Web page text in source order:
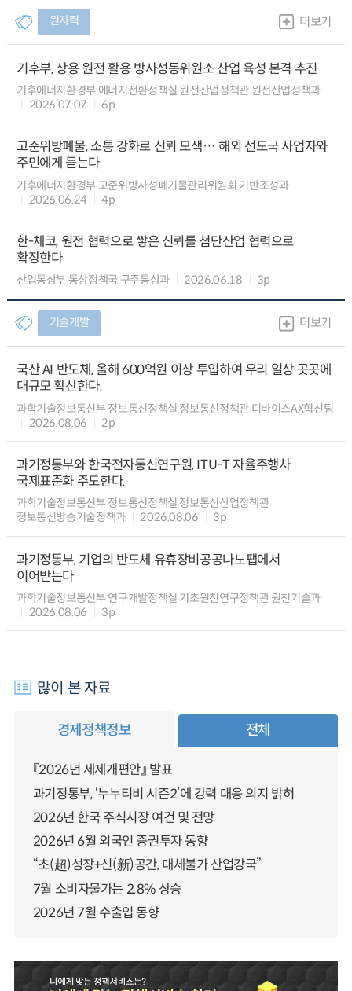
원자력 더보기
기후부, 상용 원전 활용 방사성동위원소 산업 육성 본격 추진
기후에너지환경부 에너지전환정책실 원전산업정책관 원전산업정책과
2026.07.07
6p
고준위방폐물, 소통 강화로 신뢰 모색… 해외 선도국 사업자와
주민에게 듣는다
기후에너지환경부 고준위방사성폐기물관리위원회 기반조성과
2026.06.24
4p
한-체코, 원전 협력으로 쌓은 신뢰를 첨단산업 협력으로
확장한다
산업통상부 통상정책국 구주통상과 2026.06.18 3p
기술개발 더보기
국산 AI 반도체, 올해 600억원 이상 투입하여 우리 일상 곳곳에
대규모 확산한다.
과학기술정보통신부 정보통신정책실 정보통신정책관 디바이스AX혁신팀
2026.08.06
2p
과기정통부와 한국전자통신연구원, ITU-T 자율주행차
국제표준화 주도한다.
과학기술정보통신부 정보통신정책실 정보통신산업정책관
정보통신방송기술정책과
2026.08.06 3p
과기정통부, 기업의 반도체 유휴장비공공나노팹에서
이어받는다
과학기술정보통신부 연구개발정책실 기초원천연구정책관 원천기술과
2026.08.06
3p
많이 본 자료
경제정책정보 전체
『2026년 세제개편안』 발표
과기정통부, ‘누누티비 시즌2’에 강력 대응 의지 밝혀
2026년 한국 주식시장 여건 및 전망
2026년 6월 외국인 증권투자 동향
“초(超)성장+신(新)공간, 대체불가 산업강국”
7월 소비자물가는 2.8% 상승
2026년 7월 수출입 동향